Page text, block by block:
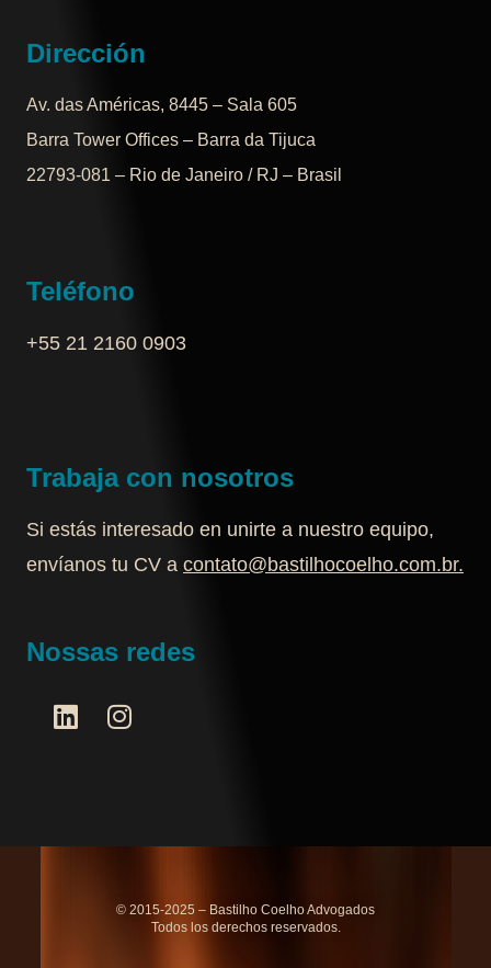
Dirección
Av. das Américas, 8445 – Sala 605
Barra Tower Offices – Barra da Tijuca
22793-081 – Rio de Janeiro / RJ – Brasil
Teléfono
+55 21 2160 0903‬
Trabaja con nosotros
Si estás interesado en unirte a nuestro equipo,
envíanos tu CV a contato@bastilhocoelho.com.br.
Nossas redes
© 2015-2025 – Bastilho Coelho Advogados
Todos los derechos reservados.